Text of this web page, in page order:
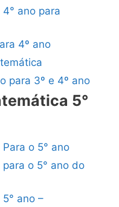
ano para
4º ano
para 3º e 4º ano
5°
o 5° ano
o 5° ano do
ano –